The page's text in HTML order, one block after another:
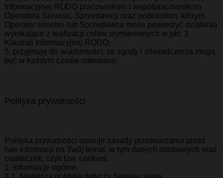
Informacyjnej RODO pracownikom i współpracownikom
Operatora Serwisu, Sprzedawcy oraz podmiotom, którym
Operator serwisu lub Sprzedawca może powierzyć działania
wynikające z realizacji celów wymienionych w pkt. 3
Klauzuli Informacyjnej RODO;
5. przyjmuję do wiadomości, że zgody i oświadczenia mogą
być w każdym czasie odwołane;
Polityka prywatności
Polityka prywatności opisuje zasady przetwarzania przez
nas informacji na Twój temat, w tym danych osobowych oraz
ciasteczek, czyli tzw. cookies.
1. Informacje ogólne.
1.1. Niniejsza polityka dotyczy Serwisu www,